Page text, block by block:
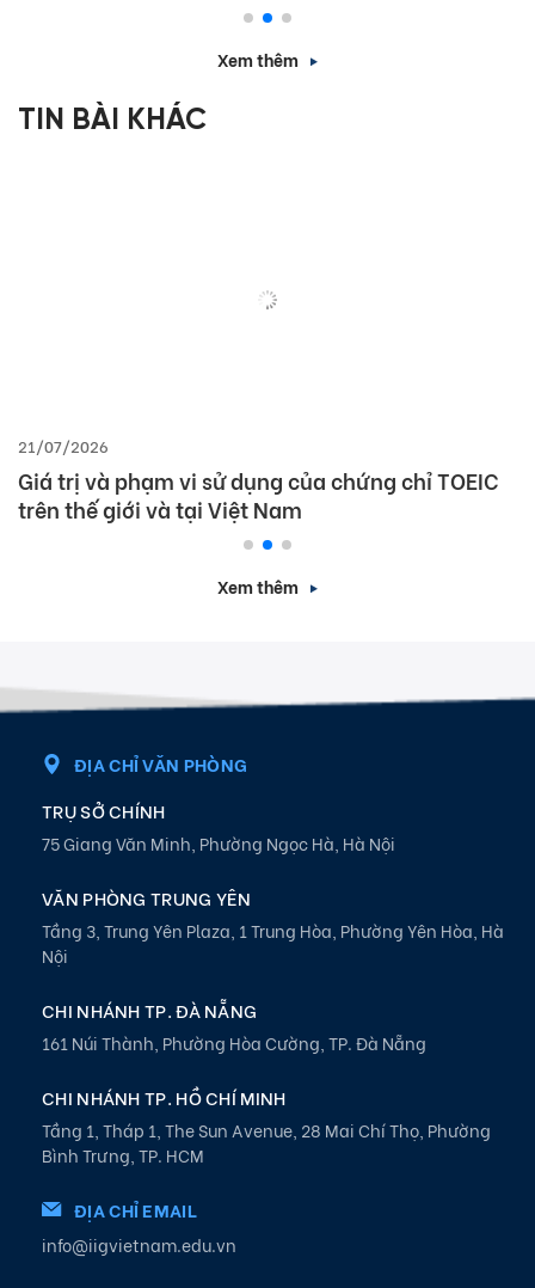
Xem thêm
TIN BÀI KHÁC
21/07/2026
Giá trị và phạm vi sử dụng của chứng chỉ TOEIC
trên thế giới và tại Việt Nam
Xem thêm
ĐỊA CHỈ VĂN PHÒNG
TRỤ SỞ CHÍNH
75 Giang Văn Minh, Phường Ngọc Hà, Hà Nội
VĂN PHÒNG TRUNG YÊN
Tầng 3, Trung Yên Plaza, 1 Trung Hòa, Phường Yên Hòa, Hà
Nội
CHI NHÁNH TP. ĐÀ NẴNG
161 Núi Thành, Phường Hòa Cường, TP. Đà Nẵng
CHI NHÁNH TP. HỒ CHÍ MINH
Tầng 1, Tháp 1, The Sun Avenue, 28 Mai Chí Thọ, Phường
Bình Trưng, TP. HCM
ĐỊA CHỈ EMAIL
info@iigvietnam.edu.vn